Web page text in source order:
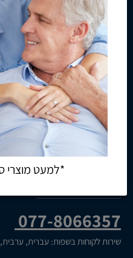
תחתונים לבריחת שתן
כסאות רחצה למבוגרים
מאחזים לנכים
הגבהת אסלה למבוגרים
תחתונים סופגים
מקלות הליכה
מכשור רפואי
פדים סופגים למבוגרים
אביזרי אמבט למבוגרים
077-8066357
שירות לקוחות בשפות: עברית, ערבית,
*למעט מוצרי